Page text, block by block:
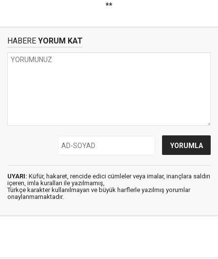
**
HABERE YORUM KAT
UYARI: Küfür, hakaret, rencide edici cümleler veya imalar, inançlara saldırı
içeren, imla kuralları ile yazılmamış,
Türkçe karakter kullanılmayan ve büyük harflerle yazılmış yorumlar
onaylanmamaktadır.